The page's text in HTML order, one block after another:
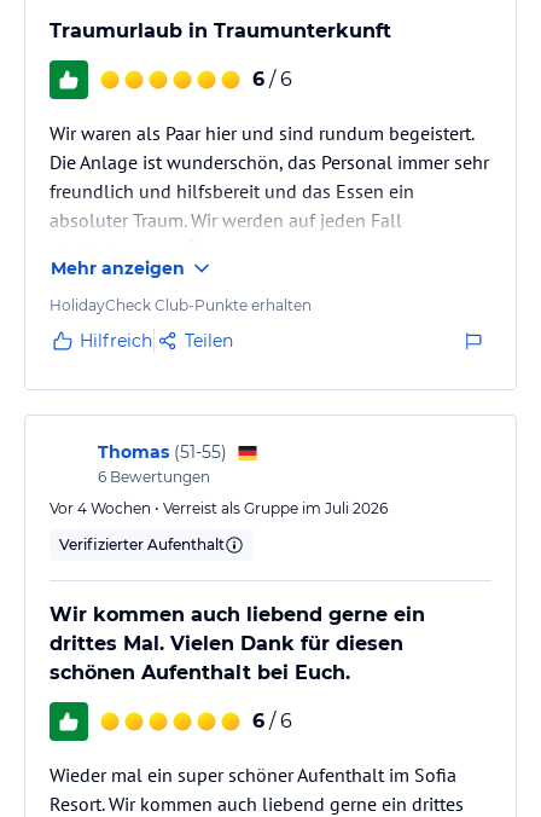
Traumurlaub in Traumunterkunft
6 / 6
Wir waren als Paar hier und sind rundum begeistert.
Die Anlage ist wunderschön, das Personal immer sehr
freundlich und hilfsbereit und das Essen ein
absoluter Traum. Wir werden auf jeden Fall
Mehr anzeigen
HolidayCheck Club-Punkte erhalten
Hilfreich Teilen
Thomas (51-55)
6 Bewertungen
Vor 4 Wochen • Verreist als Gruppe im Juli 2026
Verifizierter Aufenthalt
Wir kommen auch liebend gerne ein
drittes Mal. Vielen Dank für diesen
schönen Aufenthalt bei Euch.
6 / 6
Wieder mal ein super schöner Aufenthalt im Sofia
Resort. Wir kommen auch liebend gerne ein drittes